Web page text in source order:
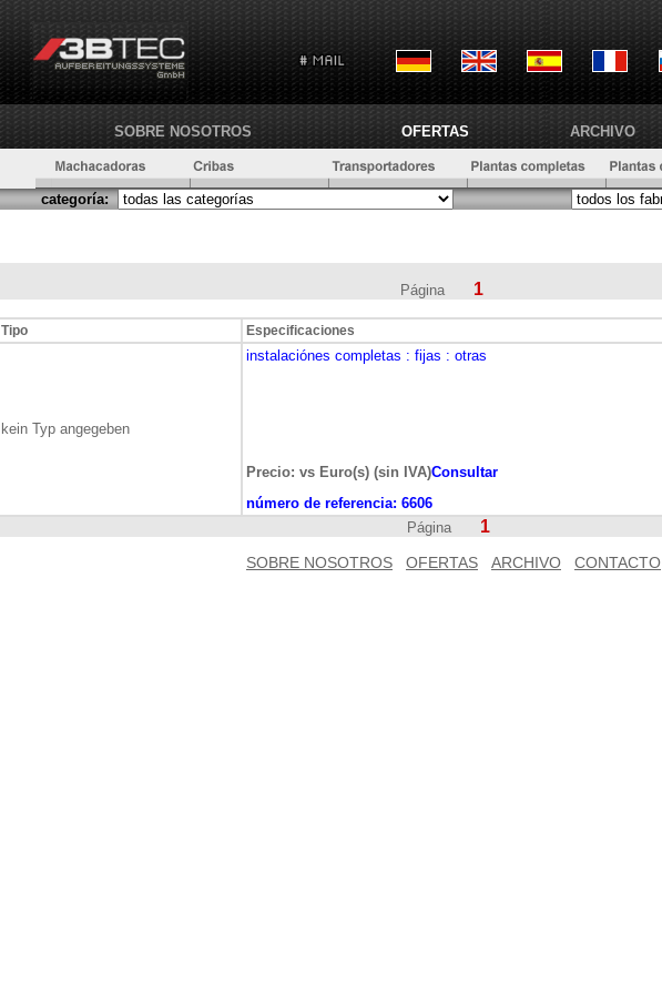
SOBRE NOSOTROS OFERTAS ARCHIVO
categoría:
Página 1
Tipo Especificaciones
kein Typ angegeben
instalaciónes completas : fijas : otras
Precio: vs Euro(s) (sin IVA)Consultar
número de referencia: 6606
Página
1
SOBRE NOSOTROS OFERTAS ARCHIVO CONTACTO